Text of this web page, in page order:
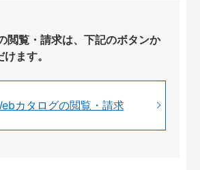
閲覧・請求は、下記のボタンか
ます。
カタログの閲覧・請求